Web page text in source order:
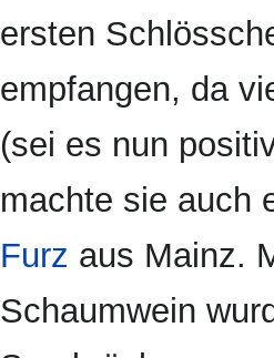
ersten
empfangen, da
(sei es nun
machte sie auch
Furz aus Mainz.
Schaumwein